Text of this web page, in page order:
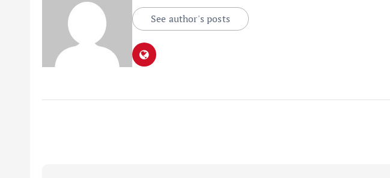
See author's posts